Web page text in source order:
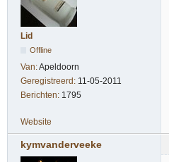
Lid
Offline
Van:Apeldoorn
Geregistreerd: 11-05-2011
Berichten: 1795
Website
kymvanderveeke